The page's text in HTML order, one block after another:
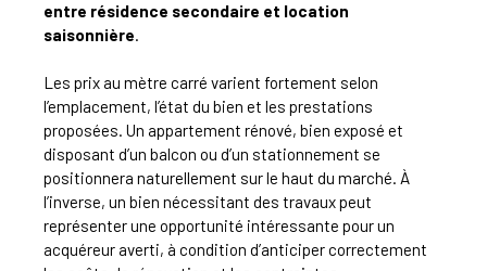
entre résidence secondaire et location
saisonnière.
Les prix au mètre carré varient fortement selon
l’emplacement, l’état du bien et les prestations
proposées. Un appartement rénové, bien exposé et
disposant d’un balcon ou d’un stationnement se
positionnera naturellement sur le haut du marché. À
l’inverse, un bien nécessitant des travaux peut
représenter une opportunité intéressante pour un
acquéreur averti, à condition d’anticiper correctement